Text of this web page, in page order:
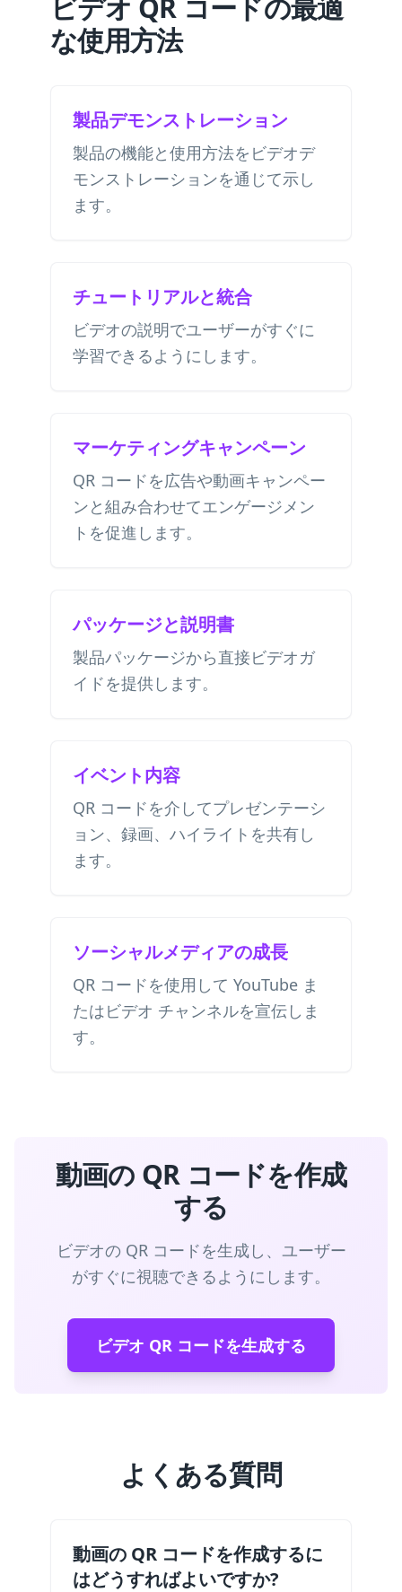
ビデオ QR コードの最適
な使用方法
製品デモンストレーション
製品の機能と使用方法をビデオデ
モンストレーションを通じて示し
ます。
チュートリアルと統合
ビデオの説明でユーザーがすぐに
学習できるようにします。
マーケティングキャンペーン
QR コードを広告や動画キャンペー
ンと組み合わせてエンゲージメン
トを促進します。
パッケージと説明書
製品パッケージから直接ビデオガ
イドを提供します。
イベント内容
QR コードを介してプレゼンテーシ
ョン、録画、ハイライトを共有し
ます。
ソーシャルメディアの成長
QR コードを使用して YouTube ま
たはビデオ チャンネルを宣伝しま
す。
動画の QR コードを作成
する
ビデオの QR コードを生成し、ユーザー
がすぐに視聴できるようにします。
ビデオ QR コードを生成する
よくある質問
動画の QR コードを作成するに
はどうすればよいですか?